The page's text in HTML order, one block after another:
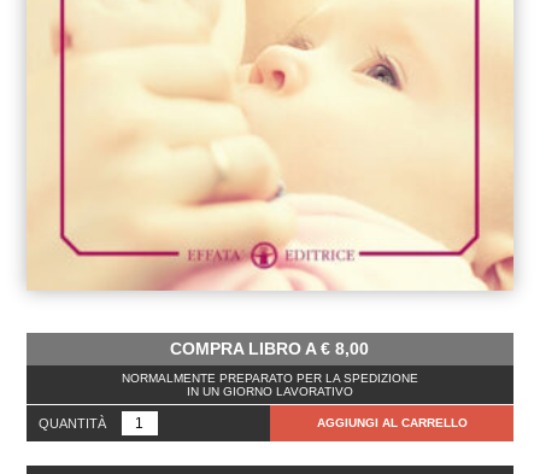
COMPRA LIBRO A€ 8,00
NORMALMENTE PREPARATO PER LA SPEDIZIONE
IN UN GIORNO LAVORATIVO
QUANTITÀ AGGIUNGI AL CARRELLO